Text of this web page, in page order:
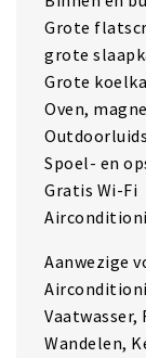
Grote
grote
Grote
Oven,
Spoel- en
Gratis Wi-Fi
Aanwezige
Vaatwasser,
Wandelen,